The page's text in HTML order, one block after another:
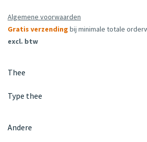
Algemene voorwaarden
Gratis verzending bij minimale totale
excl. btw
Thee
Type thee
Andere